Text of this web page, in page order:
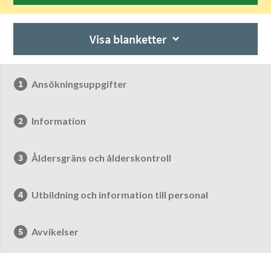
Visa blanketter
Ansökningsuppgifter
Information
Åldersgräns och ålderskontroll
Utbildning och information till personal
Avvikelser